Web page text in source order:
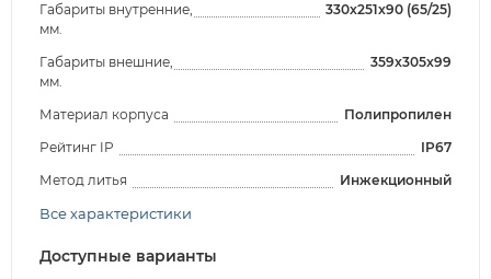
Габариты внутренние,
мм.
330x251x90 (65/25)
Габариты внешние,
мм.
359x305x99
Материал корпуса
Полипропилен
Рейтинг IP
IP67
Метод литья
Инжекционный
Все характеристики
Доступные варианты